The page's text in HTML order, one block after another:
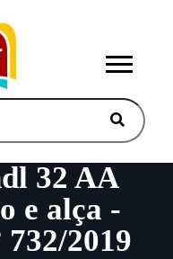
32 AA
e alça -
2019